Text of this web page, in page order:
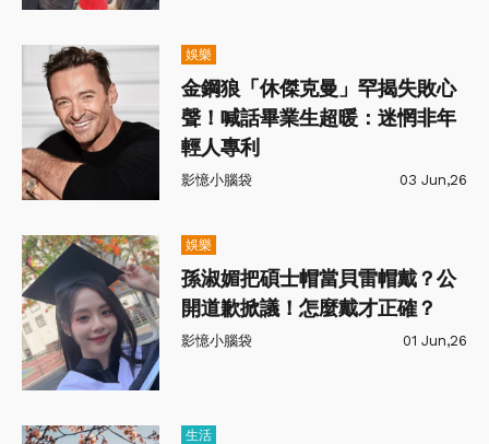
娛樂
金鋼狼「休傑克曼」罕揭失敗心
聲！喊話畢業生超暖：迷惘非年
輕人專利
影憶小腦袋 03 Jun,26
娛樂
孫淑媚把碩士帽當貝雷帽戴？公
開道歉掀議！怎麼戴才正確？
影憶小腦袋 01 Jun,26
生活